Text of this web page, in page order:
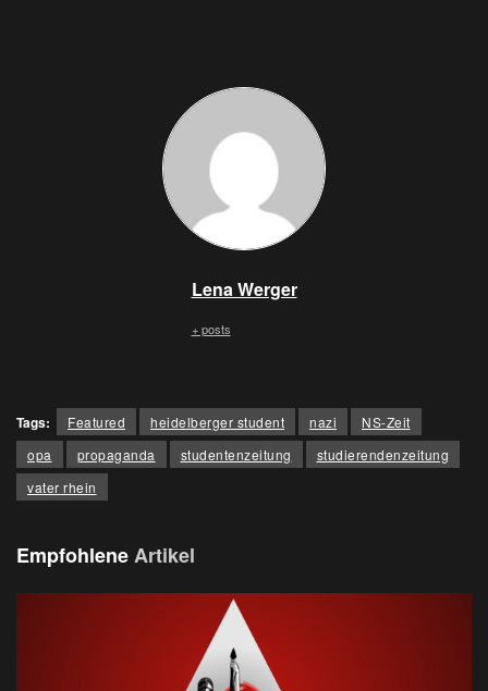
Lena Werger
+ posts
Tags: Featured heidelberger student nazi
NS-Zeit
opa
propaganda studentenzeitung
studierendenzeitung
vater rhein
EmpfohleneArtikel